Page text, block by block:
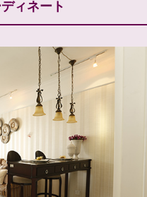
ィネート